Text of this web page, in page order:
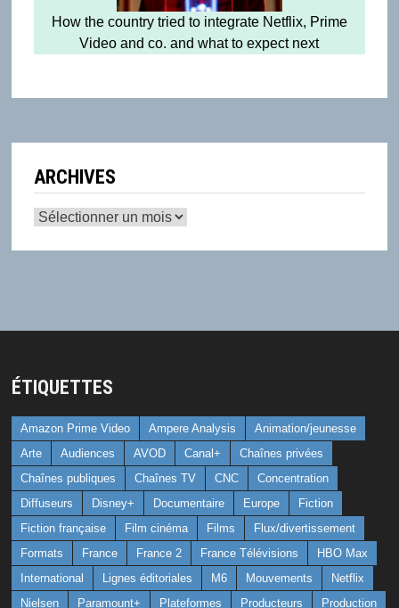
How the country tried to integrate Netflix, Prime
Video and co. and what to expect next
ARCHIVES
Archives
ÉTIQUETTES
Amazon Prime Video Ampere Analysis
Animation/jeunesse
Arte
Audiences AVOD Canal+
Chaînes privées
Chaînes publiques
Chaînes TV CNC
Concentration
Diffuseurs
Disney+ Documentaire Europe
Fiction
Fiction française
Film cinéma Films
Flux/divertissement
Formats
France France 2 France Télévisions
HBO Max
International
Lignes éditoriales M6 Mouvements
Netflix
Nielsen
Paramount+ Plateformes Producteurs Production